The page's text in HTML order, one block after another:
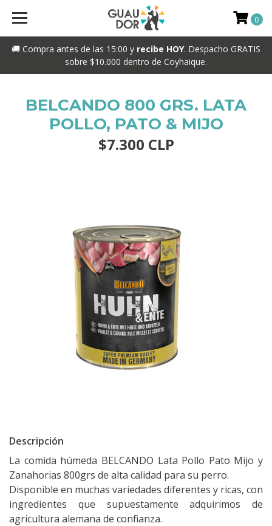
🚚 Compra antes de las 15:00 y recibe HOY. Despacho GRATIS
sobre $10.000 dentro de Coyhaique.
0
BELCANDO 800 GRS. LATA
POLLO, PATO & MIJO
$7.300 CLP
Descripción
La comida húmeda BELCANDO Lata Pollo Pato Mijo y
Zanahorias 800grs de alta calidad para su perro.
Disponible en muchas variedades diferentes y ricas, con
ingredientes que supuestamente adquirimos de
agricultura alemana de confianza.